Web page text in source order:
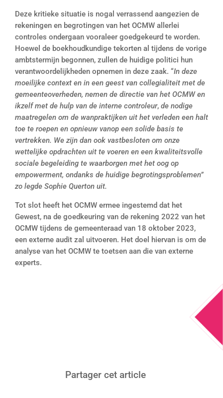
Deze kritieke situatie is nogal verrassend aangezien de
rekeningen en begrotingen van het OCMW allerlei
controles ondergaan vooraleer goedgekeurd te worden.
Hoewel de boekhoudkundige tekorten al tijdens de vorige
ambtstermijn begonnen, zullen de huidige politici hun
verantwoordelijkheden opnemen in deze zaak. “In deze
moeilijke context en in een geest van collegialiteit met de
gemeenteoverheden, nemen de directie van het OCMW en
ikzelf met de hulp van de interne controleur, de nodige
maatregelen om de wanpraktijken uit het verleden een halt
toe te roepen en opnieuw vanop een solide basis te
vertrekken. We zijn dan ook vastbesloten om onze
wettelijke opdrachten uit te voeren en een kwaliteitsvolle
sociale begeleiding te waarborgen met het oog op
empowerment, ondanks de huidige begrotingsproblemen”
zo legde Sophie Querton uit.
Tot slot heeft het OCMW ermee ingestemd dat het
Gewest, na de goedkeuring van de rekening 2022 van het
OCMW tijdens de gemeenteraad van 18 oktober 2023,
een externe audit zal uitvoeren. Het doel hiervan is om de
analyse van het OCMW te toetsen aan die van externe
experts.
Partager cet article